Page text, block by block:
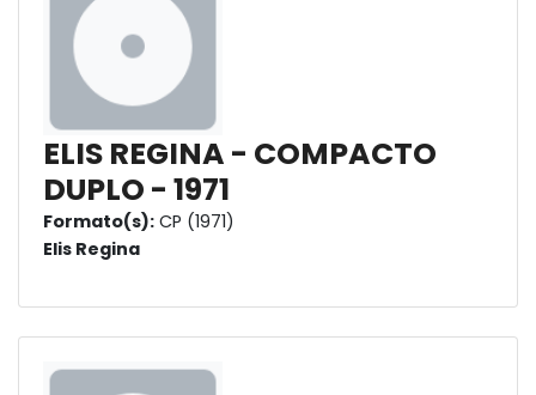
ELIS REGINA - COMPACTO
DUPLO - 1971
Formato(s): CP (1971)
Elis Regina